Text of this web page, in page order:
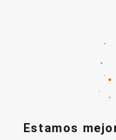
Estamos